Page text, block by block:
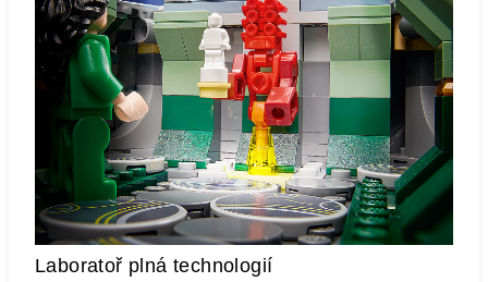
Laboratoř plná technologií